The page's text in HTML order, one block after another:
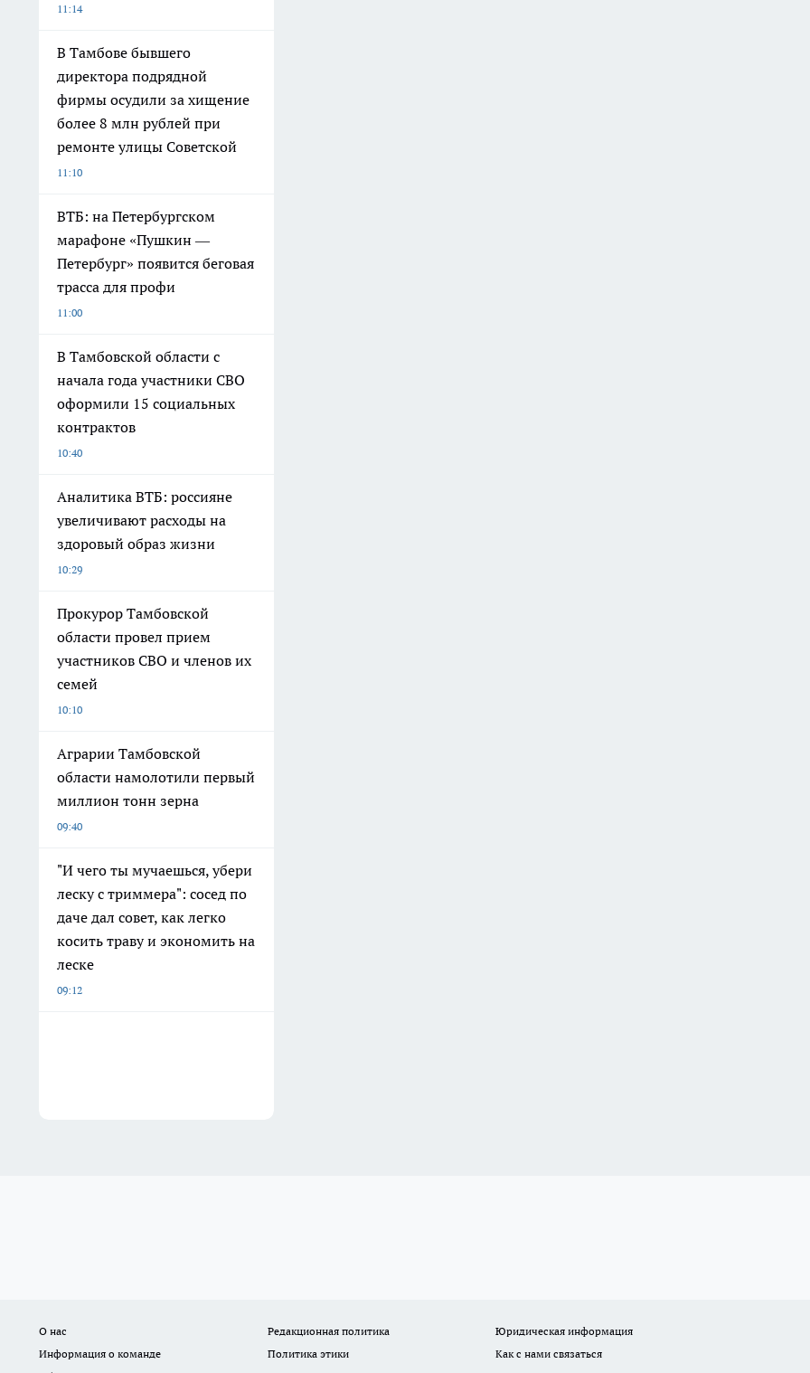
11:14
В Тамбове бывшего
директора подрядной
фирмы осудили за хищение
более 8 млн рублей при
ремонте улицы Советской
11:10
ВТБ: на Петербургском
марафоне «Пушкин —
Петербург» появится беговая
трасса для профи
11:00
В Тамбовской области с
начала года участники СВО
оформили 15 социальных
контрактов
10:40
Аналитика ВТБ: россияне
увеличивают расходы на
здоровый образ жизни
10:29
Прокурор Тамбовской
области провел прием
участников СВО и членов их
семей
10:10
Аграрии Тамбовской
области намолотили первый
миллион тонн зерна
09:40
"И чего ты мучаешься, убери
леску с триммера": сосед по
даче дал совет, как легко
косить траву и экономить на
леске
09:12
О нас Редакционная политика
Юридическая информация
Информация о команде
Политика этики
Как с нами связаться